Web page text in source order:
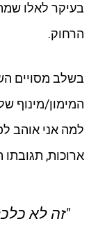
בעיקר לאלו
הרחוק.
בשלב מסויים
המימון/מינוף
למה אני אוהב
ארוכות, תגובתו
"זה לא